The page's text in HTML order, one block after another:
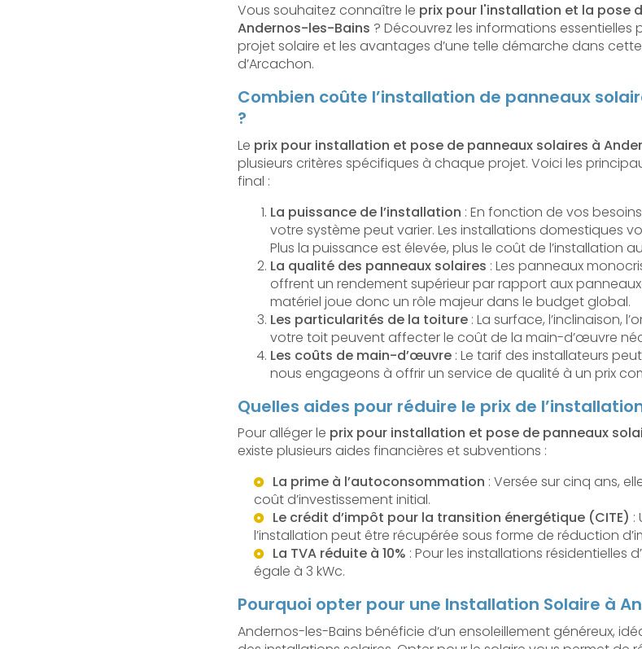
Vous souhaitez connaître le prix pour l'installation et la pose
Andernos-les-Bains ? Découvrez les informations
projet solaire et les avantages d’une telle démarche dans
d’Arcachon.
Combien coûte l’installation de panneaux
?
Le prix pour installation et pose de panneaux solaires à
plusieurs critères spécifiques à chaque projet. Voici les
final :
La puissance de l’installation : En fonction de vos
votre système peut varier. Les installations domestiques
Plus la puissance est élevée, plus le coût de l’installation
La qualité des panneaux solaires : Les panneaux
offrent un rendement supérieur par rapport aux panneaux
matériel joue donc un rôle majeur dans le budget global.
Les particularités de la toiture : La surface, l’inclinaison,
votre toit peuvent affecter le coût de la main-d’œuvre
Les coûts de main-d’œuvre : Le tarif des installateurs peut
nous engageons à offrir un service de qualité à un prix
Quelles aides pour réduire le prix de
Pour alléger le prix pour installation et pose de panneaux
existe plusieurs aides financières et subventions :
La prime à l’autoconsommation : Versée sur cinq ans,
coût d’investissement initial.
Le crédit d’impôt pour la transition énergétique (CITE) :
l’installation peut être récupérée sous forme de réduction
La TVA réduite à 10% : Pour les installations résidentielles
égale à 3 kWc.
Pourquoi opter pour une Installation Solaire à
Andernos-les-Bains bénéficie d’un ensoleillement généreux,